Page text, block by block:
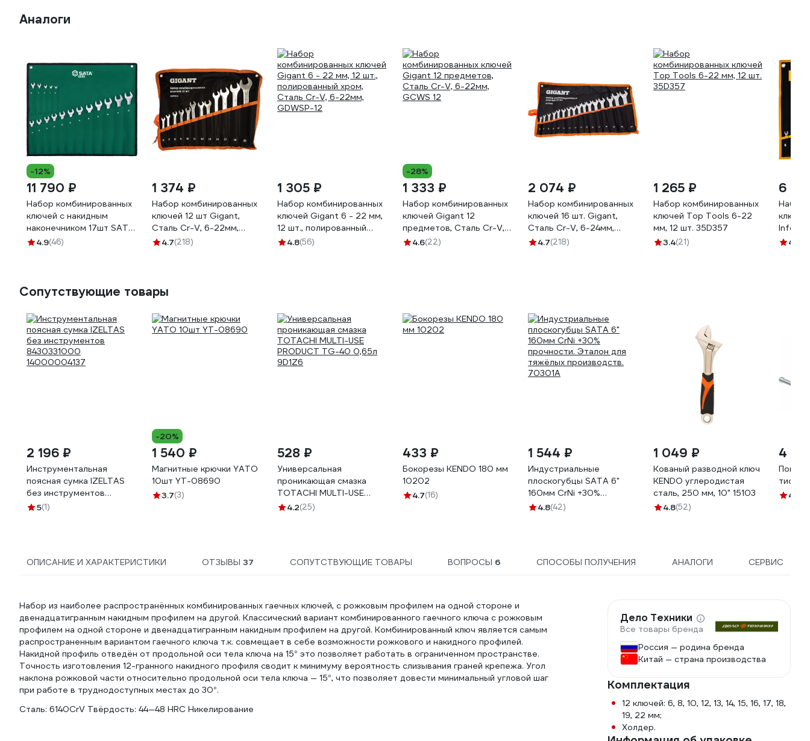
Аналоги
-12%
11 790 ₽
Набор комбинированных
ключей с накидным
наконечником 17шт SATA
08018
4.9(46)
1 374 ₽
Набор комбинированных
ключей 12 шт Gigant,
Сталь Cr-V, 6-22мм,
GCWS12/1
4.7(218)
1 305 ₽
Набор комбинированных
ключей Gigant 6 - 22 мм,
12 шт., полированный
хром, Сталь Cr-V, 6-
4.8(56)
-28%
1 333 ₽
Набор комбинированных
ключей Gigant 12
предметов, Сталь Cr-V,
6-22мм, GCWS 12
4.6(22)
2 074 ₽
Набор комбинированных
ключей 16 шт. Gigant,
Сталь Cr-V, 6-24мм,
GCWS16
4.7(218)
1 265 ₽
Набор комбинированных
ключей Top Tools 6-22
мм, 12 шт. 35D357
3.4(21)
6
Набор
22мм,
4.8
Сопутствующие товары
2 196 ₽
Инструментальная
поясная сумка IZELTAS
без инструментов
8430331000
5(1)
-20%
1 540 ₽
Магнитные крючки YATO
10шт YT-08690
3.7(3)
528 ₽
Универсальная
проникающая смазка
TOTACHI MULTI-USE
PRODUCT TG-40 0,65л
4.2(25)
433 ₽
Бокорезы KENDO 180 мм
10202
4.7(16)
1 544 ₽
Индустриальные
плоскогубцы SATA 6"
160мм CrNi +30%
прочности. Эталон для
4.8(42)
1 049 ₽
Кованый разводной ключ
KENDO углеродистая
сталь, 250 мм, 10" 15103
4.8(52)
4
тиски
4.9
ОПИСАНИЕ И ХАРАКТЕРИСТИКИ ОТЗЫВЫ37 СОПУТСТВУЮЩИЕ ТОВАРЫ ВОПРОСЫ 6 СПОСОБЫ ПОЛУЧЕНИЯ АНАЛОГИ СЕРВИС
Набор из наиболее распространённых комбинированных гаечных ключей, с рожковым профилем на одной стороне и
двенадцатигранным накидным профилем на другой. Классический вариант комбинированного гаечного ключа с рожковым
профилем на одной стороне и двенадцатигранным накидным профилем на другой. Комбинированный ключ является самым
распространенным вариантом гаечного ключа т.к. совмещает в себе возможности рожкового и накидного профилей.
Накидной профиль отведён от продольной оси тела ключа на 15° это позволяет работать в ограниченном пространстве.
Точность изготовления 12-гранного накидного профиля сводит к минимуму вероятность слизывания граней крепежа. Угол
наклона рожковой части относительно продольной оси тела ключа — 15°, что позволяет довести минимальный угловой шаг
при работе в труднодоступных местах до 30°.
Сталь: 6140CrV Твёрдость: 44—48 HRC Никелирование
Дело Техники
Все товары бренда
Россия — родина бренда
Китай — страна производства
Комплектация
12 ключей: 6, 8, 10, 12, 13, 14, 15, 16, 17, 18,
19, 22 мм;
Холдер.